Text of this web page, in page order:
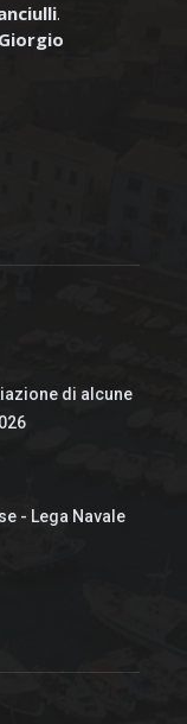
.
Giorgio
di alcune
- Lega Navale